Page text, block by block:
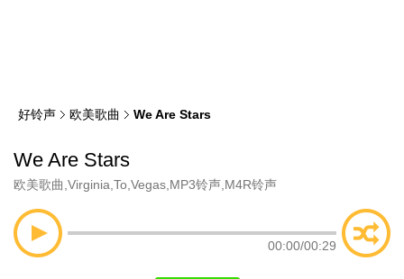
好铃声 欧美歌曲 We Are Stars
We Are Stars
欧美歌曲 Virginia To Vegas MP3铃声 M4R铃声
00:00/00:29